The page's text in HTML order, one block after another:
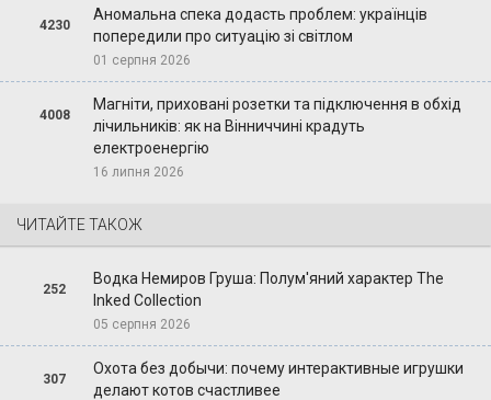
4230
Аномальна спека додасть проблем: українців
попередили про ситуацію зі світлом
01 серпня 2026
4008
Магніти, приховані розетки та підключення в обхід
лічильників: як на Вінниччині крадуть
електроенергію
16 липня 2026
ЧИТАЙТЕ ТАКОЖ
252
Водка Немиров Груша: Полум'яний характер The
Inked Collection
05 серпня 2026
307
Охота без добычи: почему интерактивные игрушки
делают котов счастливее